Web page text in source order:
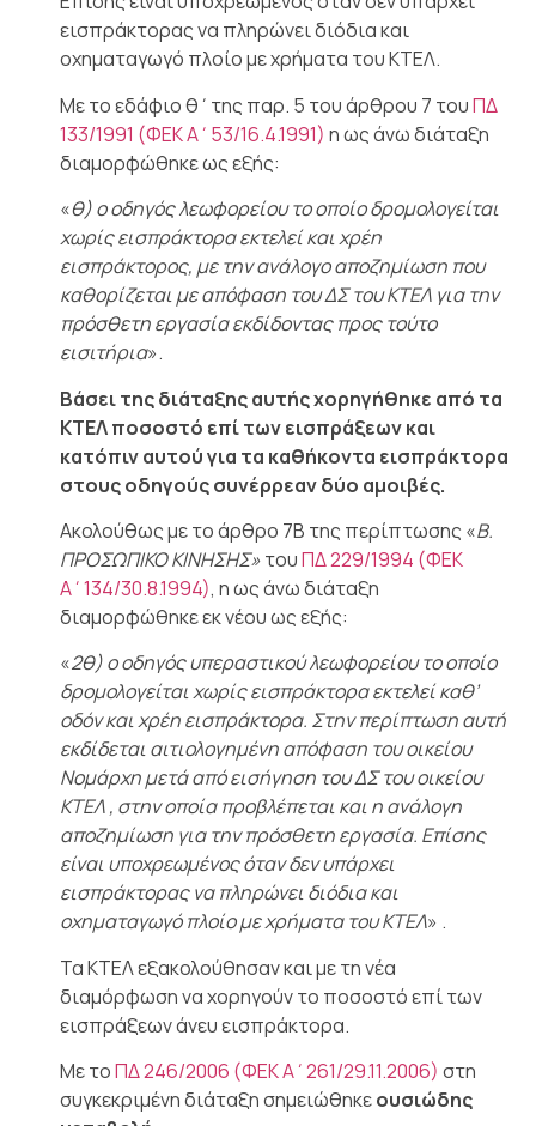
εισπράκτορας να πληρώνει διόδια και
οχηματαγωγό πλοίο με χρήματα του ΚΤΕΛ.
Με το εδάφιο θ΄της παρ. 5 του άρθρου 7 τουΠΔ
133/1991 (ΦΕΚ Α΄53/16.4.1991) η ως άνω διάταξη
διαμορφώθηκε ως εξής:
«θ) ο οδηγός λεωφορείου το οποίο δρομολογείται
χωρίς εισπράκτορα εκτελεί και χρέη
εισπράκτορος, με την ανάλογο αποζημίωση που
καθορίζεται με απόφαση του ΔΣ του ΚΤΕΛ για την
πρόσθετη εργασία εκδίδοντας προς τούτο
εισιτήρια».
Βάσει της διάταξης αυτής χορηγήθηκε από τα
ΚΤΕΛ ποσοστό επί των εισπράξεων και
κατόπιν αυτού για τα καθήκοντα εισπράκτορα
στους οδηγούς συνέρρεαν δύο αμοιβές.
Ακολούθως με το άρθρο 7Β της περίπτωσης «Β.
ΠΡΟΣΩΠΙΚΟ ΚΙΝΗΣΗΣ»τουΠΔ 229/1994 (ΦΕΚ
Α΄134/30.8.1994), η ως άνω διάταξη
διαμορφώθηκε εκ νέου ως εξής:
«2θ) ο οδηγός υπεραστικού λεωφορείου το οποίο
δρομολογείται χωρίς εισπράκτορα εκτελεί καθ’
οδόν και χρέη εισπράκτορα. Στην περίπτωση αυτή
εκδίδεται αιτιολογημένη απόφαση του οικείου
Νομάρχη μετά από εισήγηση του ΔΣ του οικείου
ΚΤΕΛ , στην οποία προβλέπεται και η ανάλογη
αποζημίωση για την πρόσθετη εργασία. Επίσης
είναι υποχρεωμένος όταν δεν υπάρχει
εισπράκτορας να πληρώνει διόδια και
οχηματαγωγό πλοίο με χρήματα του ΚΤΕΛ» .
Τα ΚΤΕΛ εξακολούθησαν και με τη νέα
διαμόρφωση να χορηγούν το ποσοστό επί των
εισπράξεων άνευ εισπράκτορα.
Με τοΠΔ 246/2006 (ΦΕΚ Α΄261/29.11.2006) στη
συγκεκριμένη διάταξη σημειώθηκεουσιώδης